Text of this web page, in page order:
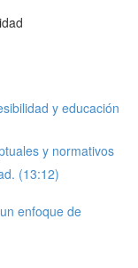
y educación
y normativos
(13:12)
enfoque de